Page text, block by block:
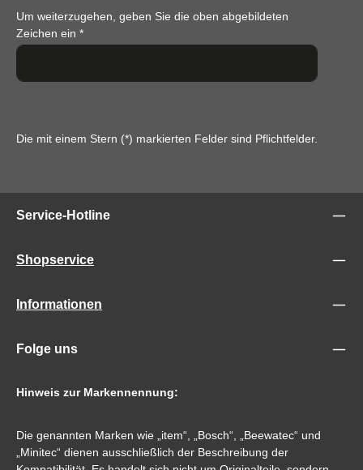
Um weiterzugehen, geben Sie die oben abgebildeten
Zeichen ein *
Die mit einem Stern (*) markierten Felder sind Pflichtfelder.
Service-Hotline
Shopservice
Informationen
Folge uns
Hinweis zur Markennennung:
Die genannten Marken wie „item“, „Bosch“, „Beewatec“ und
„Minitec“ dienen ausschließlich der Beschreibung der